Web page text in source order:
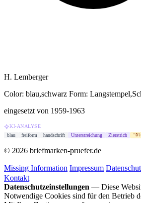
H. Lemberger
Color: blau,schwarz Form:
eingesetzt von 1959-1963
KI-ANALYSE
blau
freiform handschrift Unterstreichung Zierstrich
© 2026 briefmarken-pruefer.de
Missing Information Impressum
Kontakt
Datenschutzeinstellungen — Diese
Notwendige Cookies sind für den Betrieb